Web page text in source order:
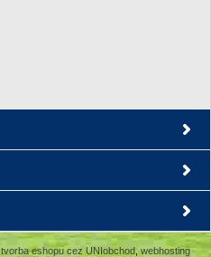
tvorba eshopu cez UNIobchod,webhosting